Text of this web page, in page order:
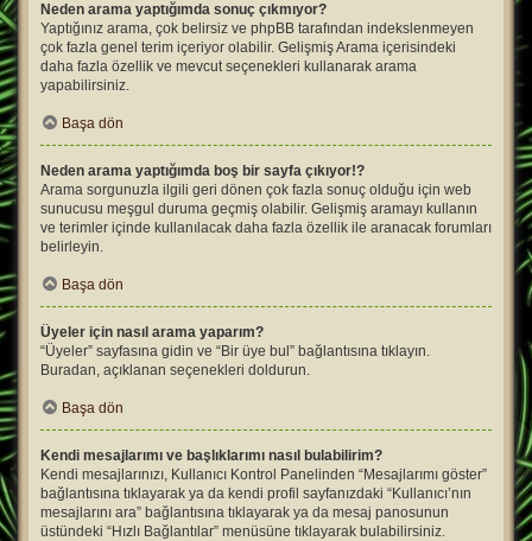
Neden arama yaptığımda sonuç çıkmıyor?
Yaptığınız arama, çok belirsiz ve phpBB tarafından indekslenmeyen
çok fazla genel terim içeriyor olabilir. Gelişmiş Arama içerisindeki
daha fazla özellik ve mevcut seçenekleri kullanarak arama
yapabilirsiniz.
Başa dön
Neden arama yaptığımda boş bir sayfa çıkıyor!?
Arama sorgunuzla ilgili geri dönen çok fazla sonuç olduğu için web
sunucusu meşgul duruma geçmiş olabilir. Gelişmiş aramayı kullanın
ve terimler içinde kullanılacak daha fazla özellik ile aranacak forumları
belirleyin.
Başa dön
Üyeler için nasıl arama yaparım?
“Üyeler” sayfasına gidin ve “Bir üye bul” bağlantısına tıklayın.
Buradan, açıklanan seçenekleri doldurun.
Başa dön
Kendi mesajlarımı ve başlıklarımı nasıl bulabilirim?
Kendi mesajlarınızı, Kullanıcı Kontrol Panelinden “Mesajlarımı göster”
bağlantısına tıklayarak ya da kendi profil sayfanızdaki “Kullanıcı’nın
mesajlarını ara” bağlantısına tıklayarak ya da mesaj panosunun
üstündeki “Hızlı Bağlantılar” menüsüne tıklayarak bulabilirsiniz.